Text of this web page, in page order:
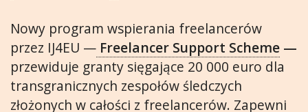
Nowy program wspierania freelancerów
przez IJ4EU — Freelancer Support Scheme —
przewiduje granty sięgające 20 000 euro dla
transgranicznych zespołów śledczych
złożonych w całości z freelancerów. Zapewni